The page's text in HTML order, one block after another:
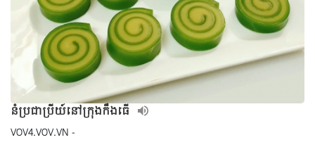
នំប្រជាប្រីយ៍នៅក្រុងកឹងធើ
VOV4.VOV.VN -